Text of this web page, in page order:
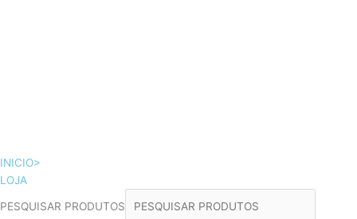
INICIO>
LOJA
PESQUISAR PRODUTOS